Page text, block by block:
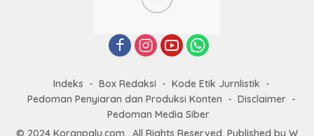
Indeks Box Redaksi
Kode Etik Jurnlistik
Pedoman Penyiaran dan Produksi Konten
Disclaimer
Pedoman Media Siber
© 2024 Koranpalu.com . All Rights Reserved. Published by W